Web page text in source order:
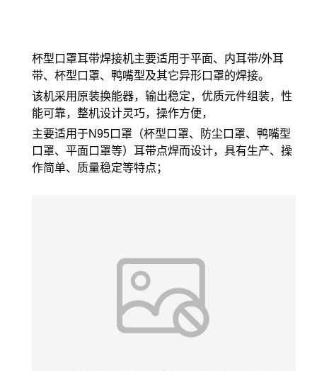
杯型口罩耳带焊接机主要适用于平面、内耳带/外耳
带、杯型口罩、鸭嘴型及其它异形口罩的焊接。
该机采用原装换能器，输出稳定，优质元件组装，性
能可靠，整机设计灵巧，操作方便，
主要适用于N95口罩（杯型口罩、防尘口罩、鸭嘴型
口罩、平面口罩等）耳带点焊而设计，具有生产、操
作简单、质量稳定等特点；